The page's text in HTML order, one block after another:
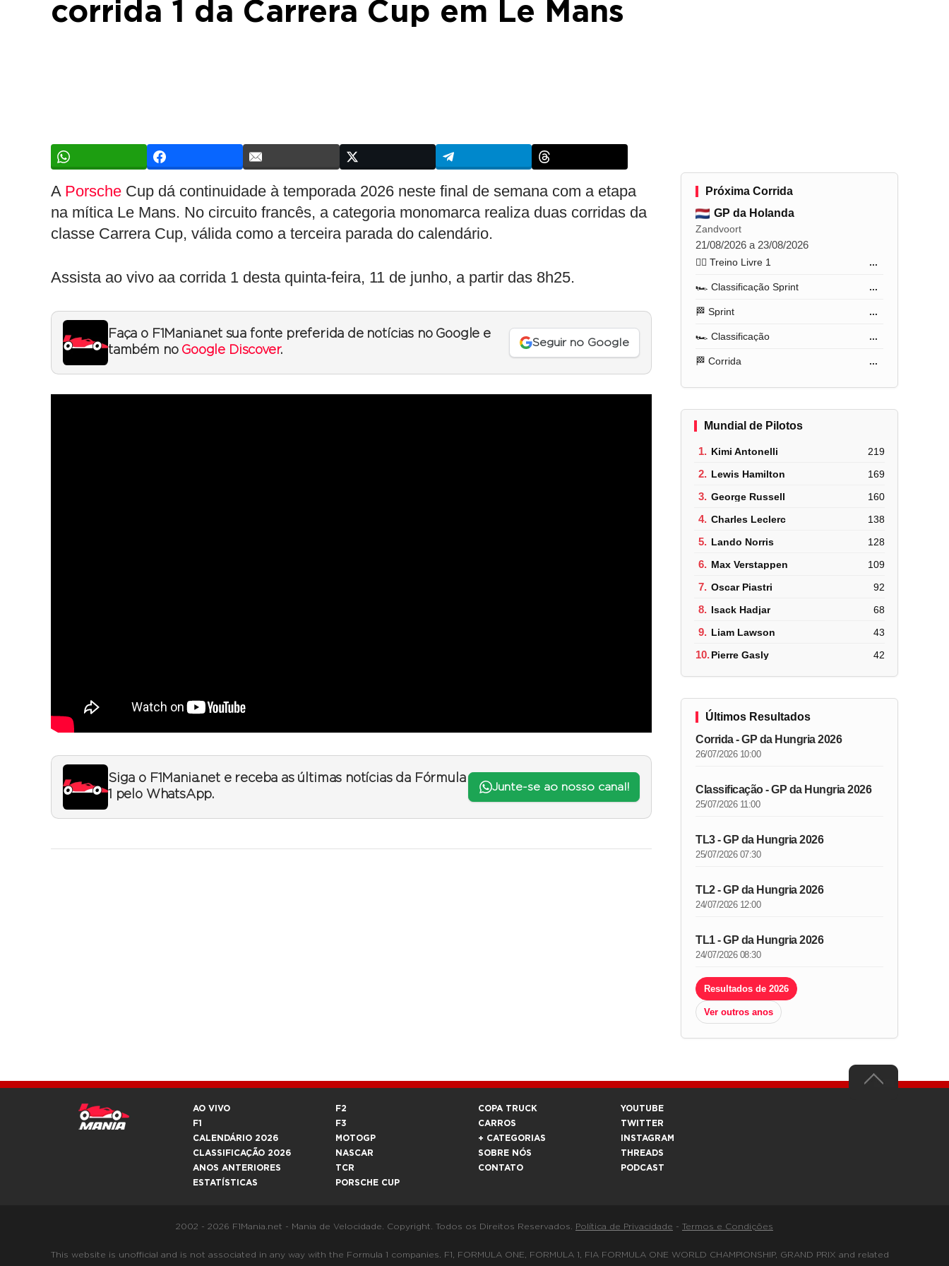
corrida 1 da Carrera Cup em Le Mans
A Porsche Cup dá continuidade à temporada 2026 neste final de semana com a etapa
na mítica Le Mans. No circuito francês, a categoria monomarca realiza duas corridas da
classe Carrera Cup, válida como a terceira parada do calendário.
Assista ao vivo aa corrida 1 desta quinta-feira, 11 de junho, a partir das 8h25.
Faça o F1Mania.net sua fonte preferida de notícias no Google e
também no Google Discover.
Seguir no Google
Siga o F1Mania.net e receba as últimas notícias da Fórmula
1 pelo WhatsApp.
Junte-se ao nosso canal!
Próxima Corrida
GP da Holanda
Zandvoort
21/08/2026 a 23/08/2026
🏋️‍♂️ Treino Livre 1 ...
🏎️ Classificação Sprint ...
🏁 Sprint ...
🏎️ Classificação ...
🏁 Corrida ...
Mundial de Pilotos
1. Kimi Antonelli 219
2. Lewis Hamilton 169
3. George Russell 160
4. Charles Leclerc 138
5. Lando Norris 128
6. Max Verstappen 109
7. Oscar Piastri 92
8. Isack Hadjar 68
9. Liam Lawson 43
10.Pierre Gasly 42
Últimos Resultados
Corrida - GP da Hungria 2026
26/07/2026 10:00
Classificação - GP da Hungria 2026
25/07/2026 11:00
TL3 - GP da Hungria 2026
25/07/2026 07:30
TL2 - GP da Hungria 2026
24/07/2026 12:00
TL1 - GP da Hungria 2026
24/07/2026 08:30
Resultados de 2026
Ver outros anos
AO VIVO
F1
CALENDÁRIO 2026
CLASSIFICAÇÃO 2026
ANOS ANTERIORES
ESTATÍSTICAS
F2
F3
MOTOGP
NASCAR
TCR
PORSCHE CUP
COPA TRUCK
CARROS
+ CATEGORIAS
SOBRE NÓS
CONTATO
YOUTUBE
TWITTER
INSTAGRAM
THREADS
PODCAST
2002 - 2026 F1Mania.net - Mania de Velocidade. Copyright. Todos os Direitos Reservados. Política de Privacidade - Termos e Condições
This website is unofficial and is not associated in any way with the Formula 1 companies. F1, FORMULA ONE, FORMULA 1, FIA FORMULA ONE WORLD CHAMPIONSHIP, GRAND PRIX and related